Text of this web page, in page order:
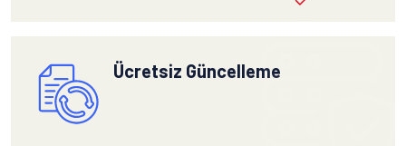
Ücretsiz Güncelleme